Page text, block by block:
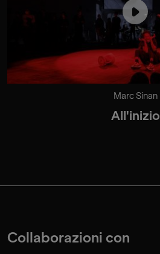
Marc Sinan
All'inizio
Collaborazioni con